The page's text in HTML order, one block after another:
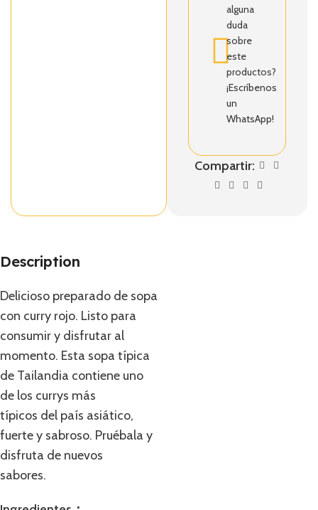
alguna
duda
sobre
este
productos?
¡Escríbenos
un
WhatsApp!
Compartir:
Description
Delicioso preparado de sopa
con curry rojo. Listo para
consumir y disfrutar al
momento. Esta sopa típica
de Tailandia contiene uno
de los currys más
típicos del país asiático,
fuerte y sabroso. Pruébala y
disfruta de nuevos
sabores.